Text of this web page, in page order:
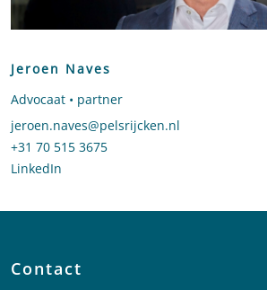
Jeroen Naves
Advocaat • partner
Stuur een e-mail naar Jeroen Naves
jeroen.naves@pelsrijcken.nl
Bel naar Jeroen Naves
+31 70 515 3675
LinkedIn
Contact